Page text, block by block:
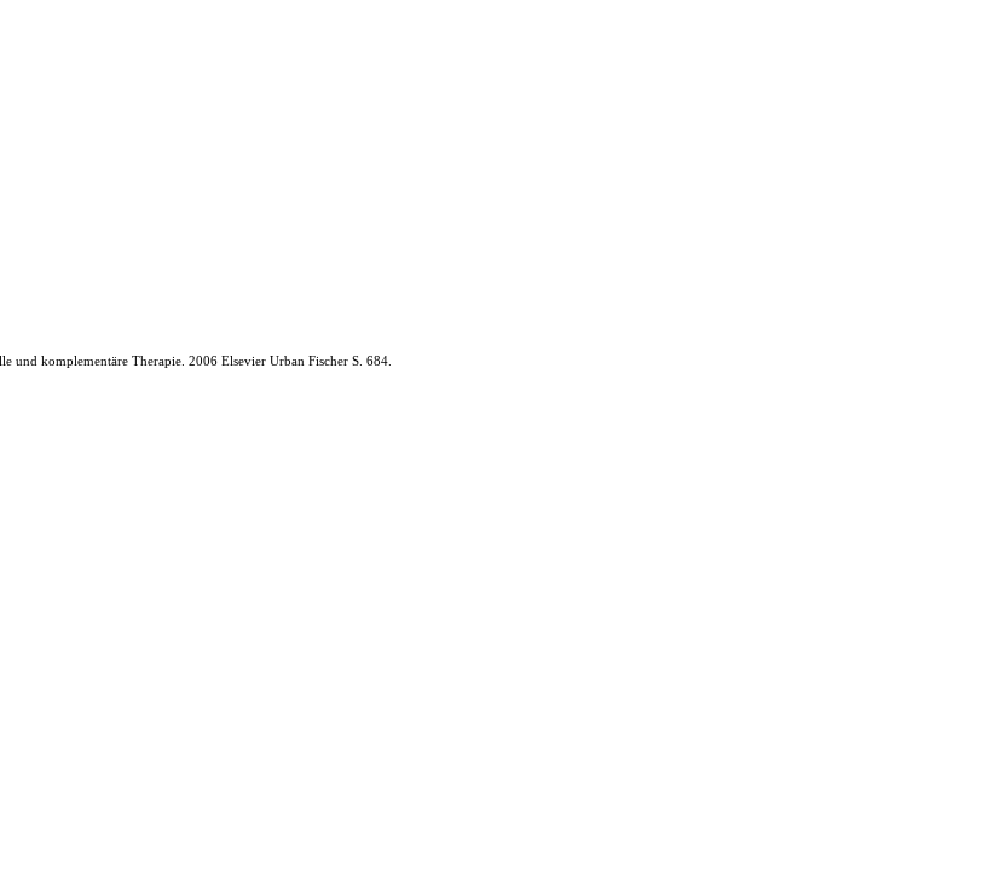
komplementäre Therapie. 2006 Elsevier Urban Fischer S. 684.